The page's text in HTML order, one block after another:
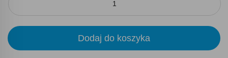
Dodaj do koszyka